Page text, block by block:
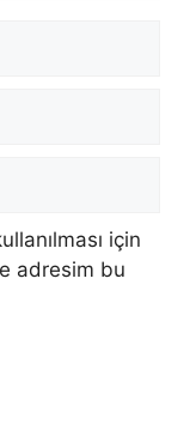
için
adresim bu